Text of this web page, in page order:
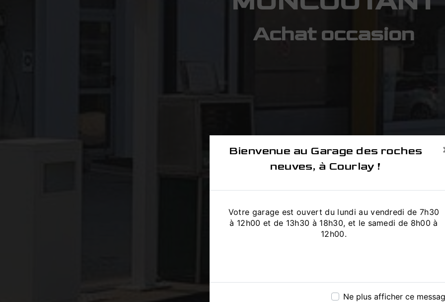
Bienvenue au Garage des roches
neuves, à Courlay !
Votre garage est ouvert du lundi au vendredi de 7h30
à 12h00 et de 13h30 à 18h30, et le samedi de 8h00 à
12h00.
Ne plus afficher ce
Achat occasion